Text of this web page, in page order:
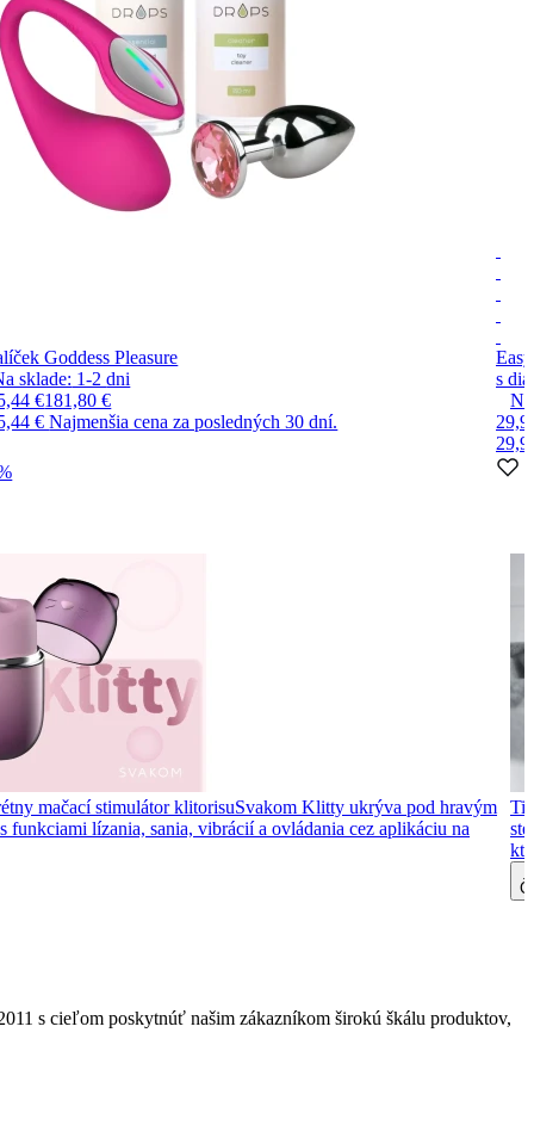
Goddess Pleasure
sklade: 1-2dni
€181,80 €
€Najmenšia cena za posledných 30 dní.
s
mačací stimulátor klitorisuSvakom Klitty ukrýva pod hravým
funkciami lízania, sania, vibrácií a ovládania cez aplikáciu na
s cieľom poskytnúť našim zákazníkom širokú škálu produktov,